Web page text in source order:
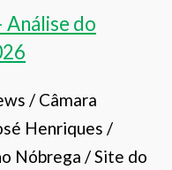
Análise do
/ Câmara
Henriques /
Nóbrega / Site do